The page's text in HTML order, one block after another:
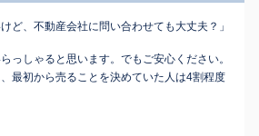
ど、不動産会社に問い合わせても大丈夫？」
っしゃると思います。でもご安心ください。
最初から売ることを決めていた人は4割程度